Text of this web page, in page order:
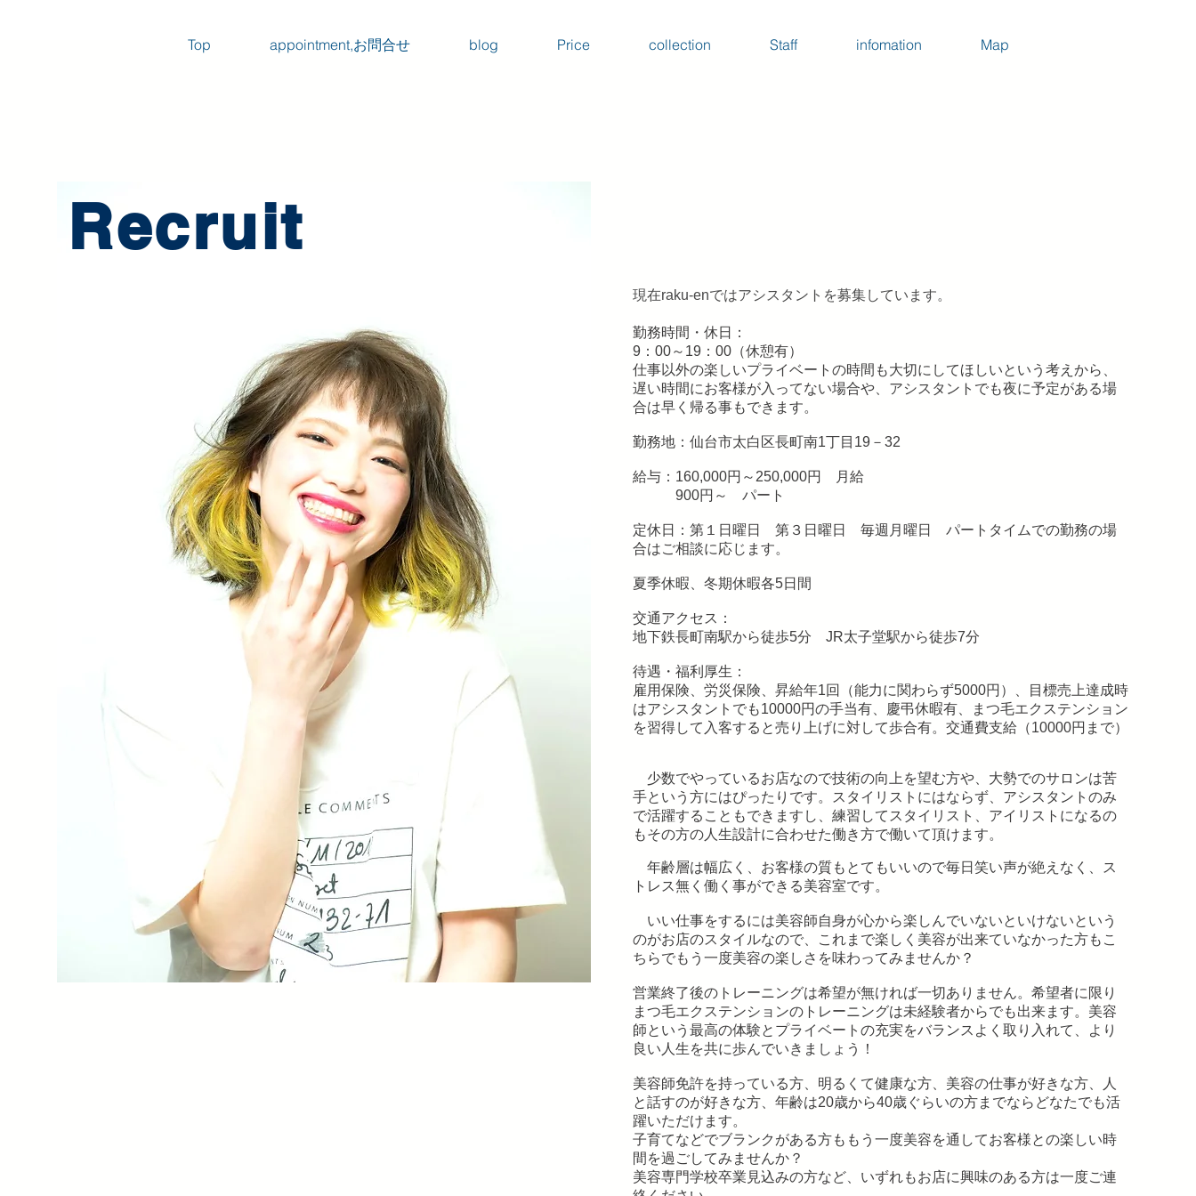
Top appointment,お問合せ blog Price collection Staff infomation Map
Recruit
現在raku-enではアシスタントを募集しています。
勤務時間・休日：
9：00～19：00（休憩有）
仕事以外の楽しいプライベートの時間も大切にしてほしいという考えから、
遅い時間にお客様が入ってない場合や、アシスタントでも夜に予定がある場
合は早く帰る事もできます。
勤務地：仙台市太白区長町南1丁目19－32
給与：160,000円～250,000円 月給
900円～ パート
定休日：第１日曜日 第３日曜日 毎週月曜日 パートタイムでの勤務の場
合はご相談に応じます。
夏季休暇、冬期休暇各5日間
交通アクセス：
地下鉄長町南駅から徒歩5分 JR太子堂駅から徒歩7分
待遇・福利厚生：
雇用保険、労災保険、昇給年1回（能力に関わらず5000円）、目標売上達成時
はアシスタントでも10000円の手当有、慶弔休暇有、まつ毛エクステンション
を習得して入客すると売り上げに対して歩合有。交通費支給（10000円まで）
少数でやっているお店なので技術の向上を望む方や、大勢でのサロンは苦
手という方にはぴったりです。スタイリストにはならず、アシスタントのみ
で活躍することもできますし、練習してスタイリスト、アイリストになるの
もその方の人生設計に合わせた働き方で働いて頂けます。
年齢層は幅広く、お客様の質もとてもいいので毎日笑い声が絶えなく、ス
トレス無く働く事ができる美容室です。
いい仕事をするには美容師自身が心から楽しんでいないといけないという
のがお店のスタイルなので、これまで楽しく美容が出来ていなかった方もこ
ちらでもう一度美容の楽しさを味わってみませんか？
営業終了後のトレーニングは希望が無ければ一切ありません。希望者に限り
まつ毛エクステンションのトレーニングは未経験者からでも出来ます。美容
師という最高の体験とプライベートの充実をバランスよく取り入れて、より
良い人生を共に歩んでいきましょう！
美容師免許を持っている方、明るくて健康な方、美容の仕事が好きな方、人
と話すのが好きな方、年齢は20歳から40歳ぐらいの方までならどなたでも活
躍いただけます。
子育てなどでブランクがある方ももう一度美容を通してお客様との楽しい時
間を過ごしてみませんか？
美容専門学校卒業見込みの方など、いずれもお店に興味のある方は一度ご連